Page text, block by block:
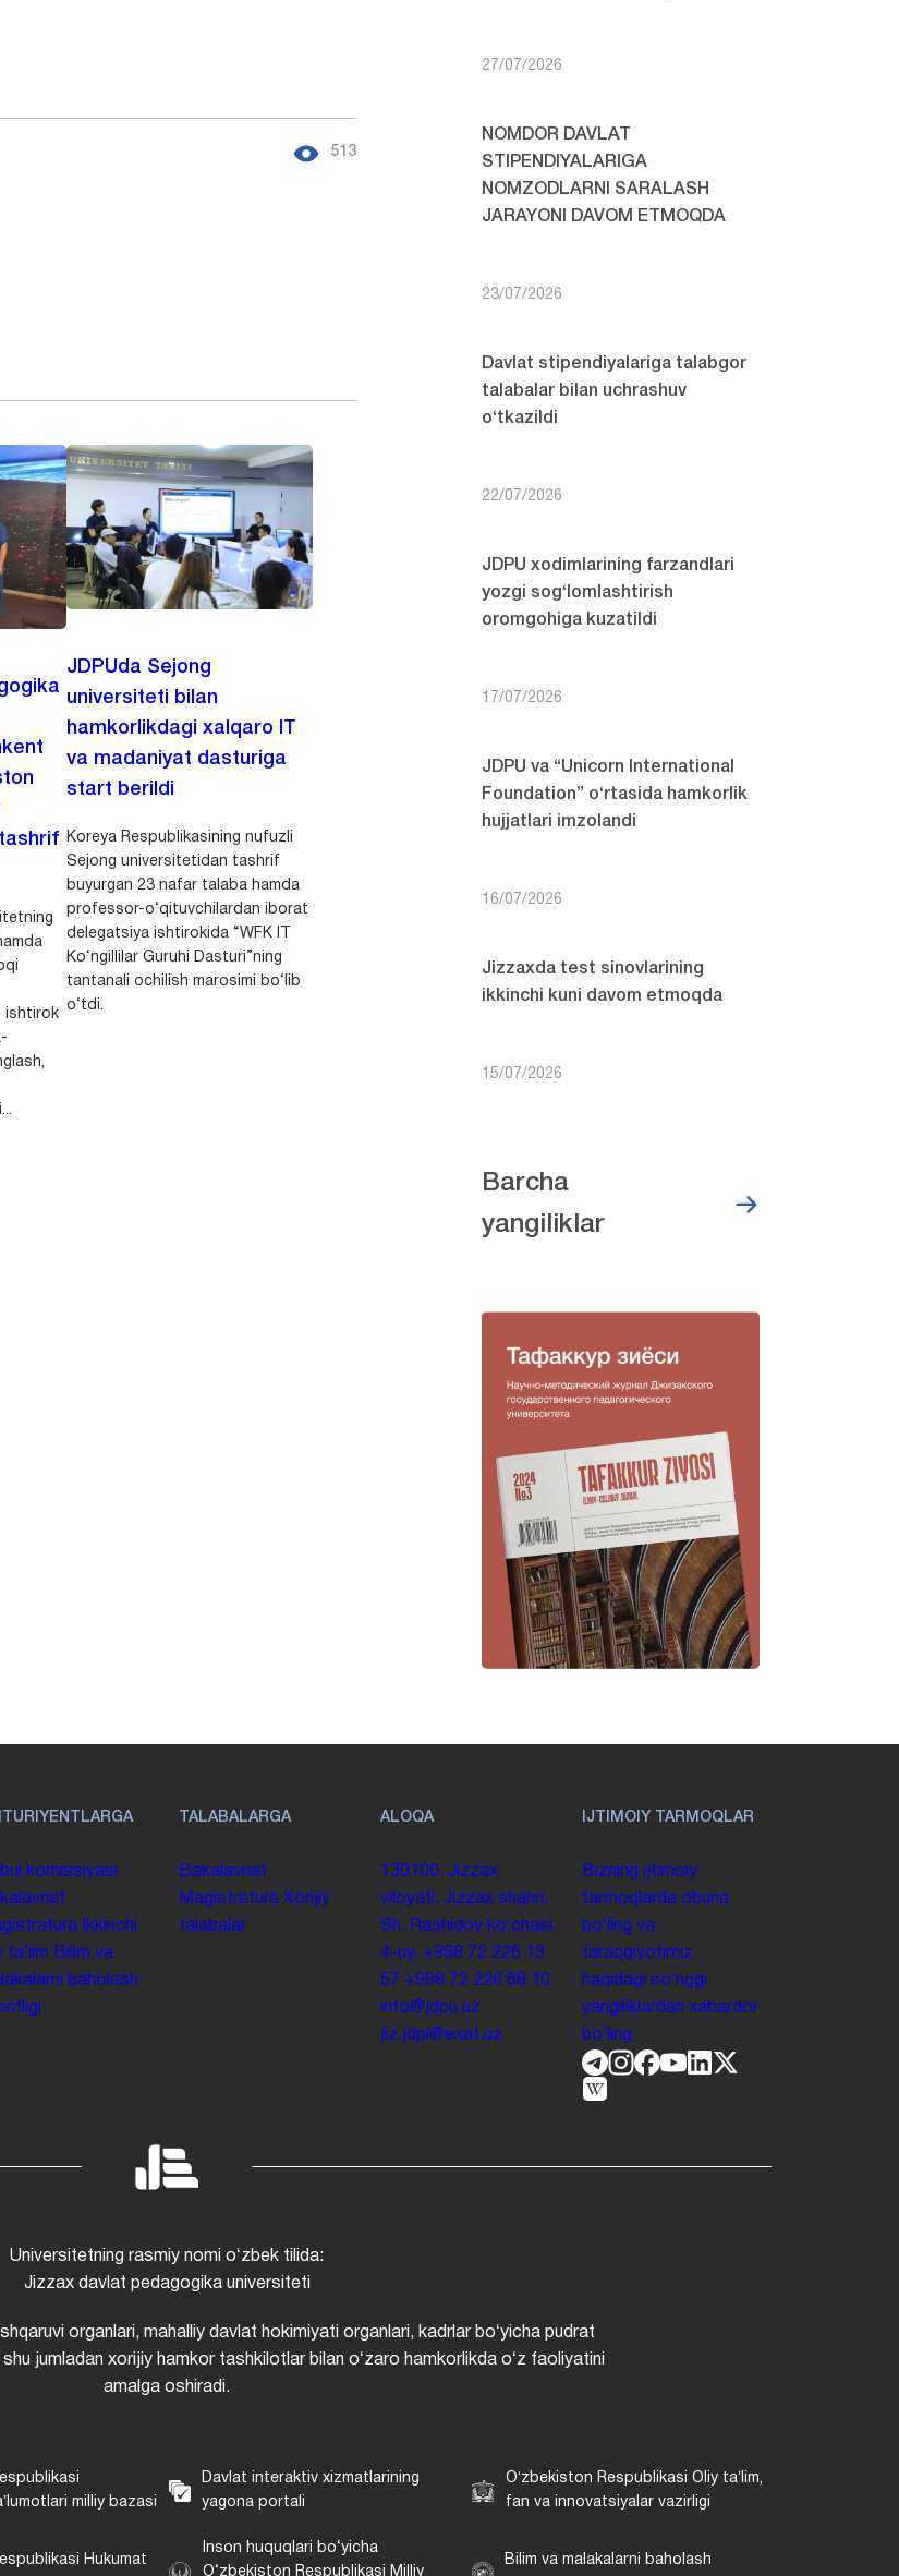
513
ishtirok
JDPUda Sejong
universiteti bilan
hamkorlikdagi xalqaro IT
va madaniyat dasturiga
start berildi
Koreya Respublikasining nufuzli
Sejong universitetidan tashrif
buyurgan 23 nafar talaba hamda
professor-o‘qituvchilardan iborat
delegatsiya ishtirokida “WFK IT
Ko‘ngillilar Guruhi Dasturi”ning
tantanali ochilish marosimi bo‘lib
o‘tdi.
27/07/2026
NOMDOR DAVLAT
STIPENDIYALARIGA
NOMZODLARNI SARALASH
JARAYONI DAVOM ETMOQDA
23/07/2026
Davlat stipendiyalariga talabgor
talabalar bilan uchrashuv
o‘tkazildi
22/07/2026
JDPU xodimlarining farzandlari
yozgi sog‘lomlashtirish
oromgohiga kuzatildi
17/07/2026
JDPU va “Unicorn International
Foundation” o‘rtasida hamkorlik
hujjatlari imzolandi
16/07/2026
Jizzaxda test sinovlarining
ikkinchi kuni davom etmoqda
15/07/2026
Barcha
yangiliklar
komissiyasi
Ikkinchi
taʼlim Bilim va
baholash
TALABALARGA
Bakalavriat
Magistratura Xorijiy
talabalar
ALOQA
130100. Jizzax
viloyati, Jizzax shahri,
Sh. Rashidov koʻchasi,
4-uy. +998 72 226 13
57 +998 72 226 68 10
info@jdpu.uz
jiz.jdpi@exat.uz
IJTIMOIY TARMOQLAR
Bizning ijtimoiy
tarmoqlarda obuna
boʻling va
taraqqiyotimiz
haqidagi soʻnggi
yangiliklardan xabardor
boʻling.
Universitetning rasmiy nomi oʻzbek tilida:
Jizzax davlat pedagogika universiteti
organlari, mahalliy davlat hokimiyati organlari, kadrlar boʻyicha pudrat
jumladan xorijiy hamkor tashkilotlar bilan oʻzaro hamkorlikda oʻz faoliyatini
amalga oshiradi.
milliy bazasi
Davlat interaktiv xizmatlarining
yagona portali
Oʻzbekiston Respublikasi Oliy taʼlim,
fan va innovatsiyalar vazirligi
Hukumat
Inson huquqlari bo‘yicha
O‘zbekiston Respublikasi Milliy
Bilim va malakalarni baholash